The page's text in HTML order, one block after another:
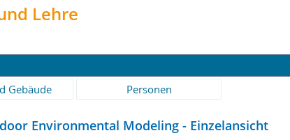
Lehre
Gebäude Personen
Environmental Modeling - Einzelansicht